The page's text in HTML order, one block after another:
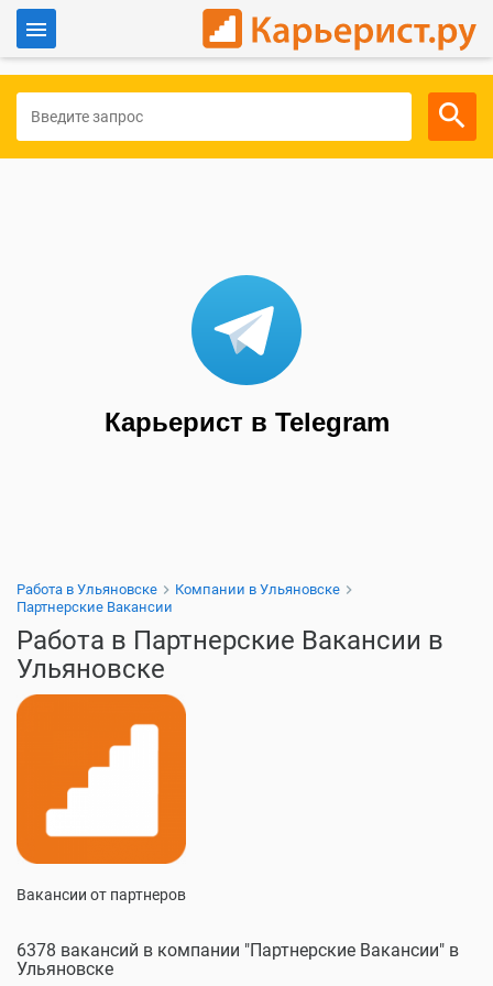
Для работодателей
Карьерист в Telegram
Работа в Ульяновске
Компании в Ульяновске
Партнерские Вакансии
Работа в Партнерские Вакансии в
Ульяновске
Вакансии от партнеров
6378 вакансий в компании "Партнерские Вакансии" в
Ульяновске